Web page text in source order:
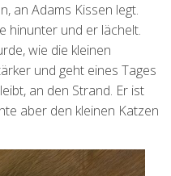
an Adams Kissen legt.
hinunter und er lächelt.
wie die kleinen
und geht eines Tages
an den Strand. Er ist
aber den kleinen Katzen